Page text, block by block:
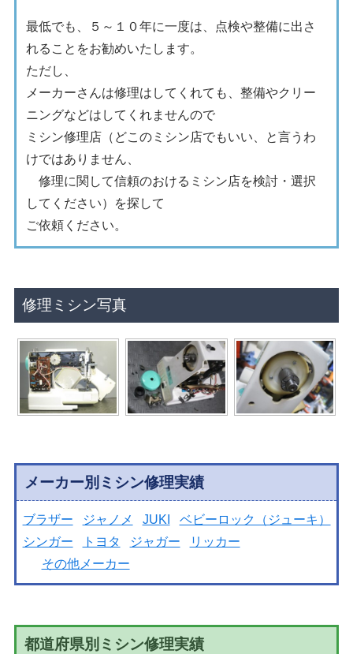
最低でも、５～１０年に一度は、点検や整備に出さ
れることをお勧めいたします。
ただし、
メーカーさんは修理はしてくれても、整備やクリー
ニングなどはしてくれませんので
ミシン修理店（どこのミシン店でもいい、と言うわ
けではありません、
修理に関して信頼のおけるミシン店を検討・選択
してください）を探して
ご依頼ください。
修理ミシン写真
メーカー別ミシン修理実績
ブラザー ジャノメ JUKI
ベビーロック（ジューキ）
シンガー
トヨタ ジャガー
リッカー
その他メーカー
都道府県別ミシン修理実績